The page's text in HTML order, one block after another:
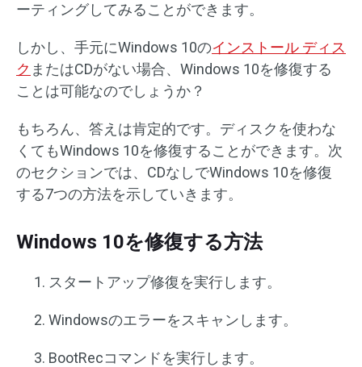
ーティングしてみることができます。
しかし、手元にWindows 10のインストール ディス
ク またはCDがない場合、Windows 10を修復する
ことは可能なのでしょうか？
もちろん、答えは肯定的です。ディスクを使わな
くてもWindows 10を修復することができます。次
のセクションでは、CDなしでWindows 10を修復
する7つの方法を示していきます。
Windows 10を修復する方法
スタートアップ修復を実行します。
Windowsのエラーをスキャンします。
BootRecコマンドを実行します。